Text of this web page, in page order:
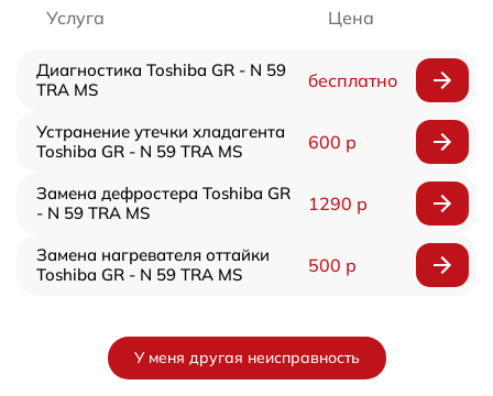
Услуга Цена
Диагностика Toshiba GR - N 59
TRA MS
бесплатно
Устранение утечки хладагента
Toshiba GR - N 59 TRA MS
600 р
Замена дефростера Toshiba GR
- N 59 TRA MS
1290 р
Замена нагревателя оттайки
Toshiba GR - N 59 TRA MS
500 р
У меня другая неисправность